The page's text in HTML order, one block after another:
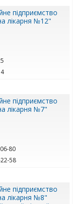
підприємство
лікарня №12"
підприємство
лікарня №7"
80
58
підприємство
лікарня №8"